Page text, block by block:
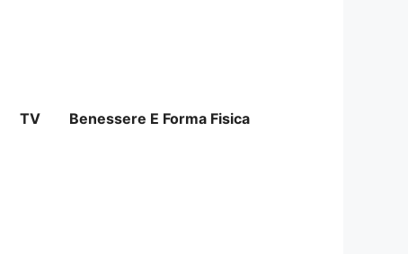
TV Benessere E Forma Fisica